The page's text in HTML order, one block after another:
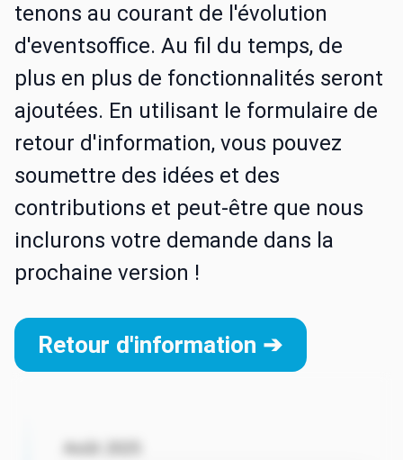
tenons au courant de l'évolution
d'eventsoffice. Au fil du temps, de
plus en plus de fonctionnalités seront
ajoutées. En utilisant le formulaire de
retour d'information, vous pouvez
soumettre des idées et des
contributions et peut-être que nous
inclurons votre demande dans la
prochaine version !
Retour d'information ➔
Août 2025